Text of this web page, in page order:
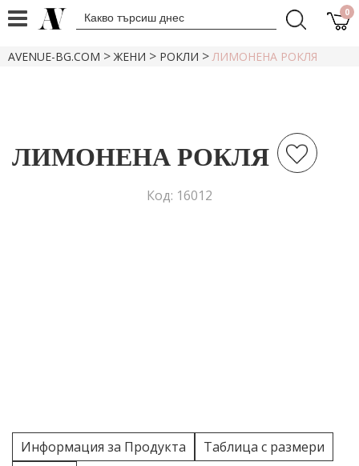
0
AVENUE-BG.COM >ЖЕНИ > РОКЛИ >ЛИМОНЕНА РОКЛЯ
ЛИМОНЕНА РОКЛЯ
Код: 16012
Информация за Продукта
Таблица с размери